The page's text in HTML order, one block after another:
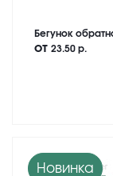
Бегунок
от 23.50 р.
Новинка